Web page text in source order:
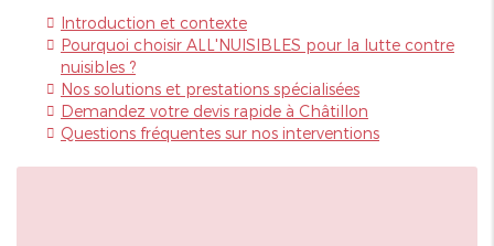
Introduction et contexte
Pourquoi choisir ALL'NUISIBLES pour la lutte contre
nuisibles ?
Nos solutions et prestations spécialisées
Demandez votre devis rapide à Châtillon
Questions fréquentes sur nos interventions